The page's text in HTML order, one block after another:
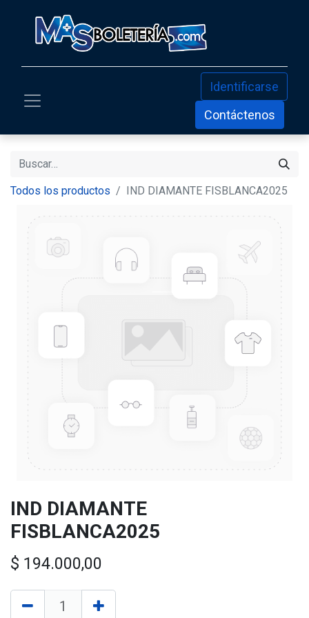
Identificarse
Contáctenos
Todos los productos IND DIAMANTE FISBLANCA2025
IND DIAMANTE
FISBLANCA2025
$ 194.000,00